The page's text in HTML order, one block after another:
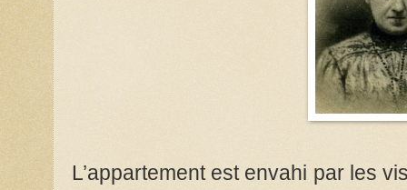
L’appartement est envahi par les